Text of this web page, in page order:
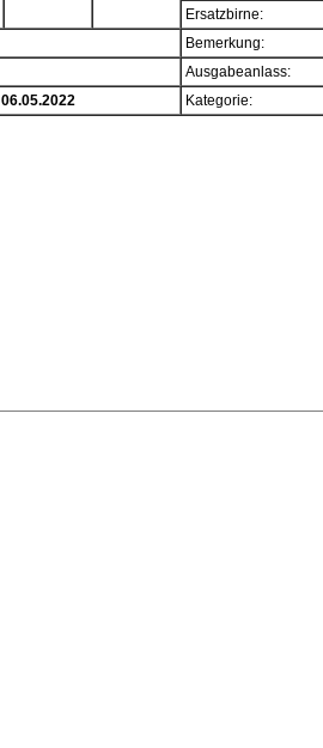
Ersatzbirne:
Bemerkung:
Ausgabeanlass:
06.05.2022 Kategorie: